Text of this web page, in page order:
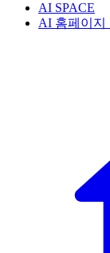
AI SPACE
AI 홈페이지